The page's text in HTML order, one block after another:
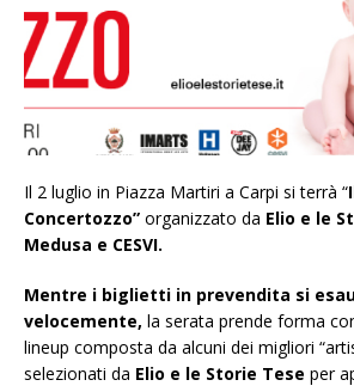
Il 2 luglio in Piazza Martiri a Carpi si terrà “
Concertozzo” organizzato da Elio e le
Medusa e CESVI.
Mentre i biglietti in prevendita si
velocemente, la serata prende forma
lineup composta da alcuni dei migliori
selezionati da Elio e le Storie Tese per